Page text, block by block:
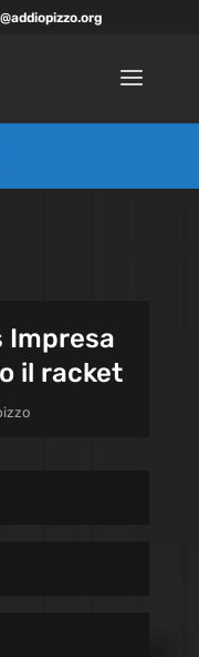
Impresa
il racket